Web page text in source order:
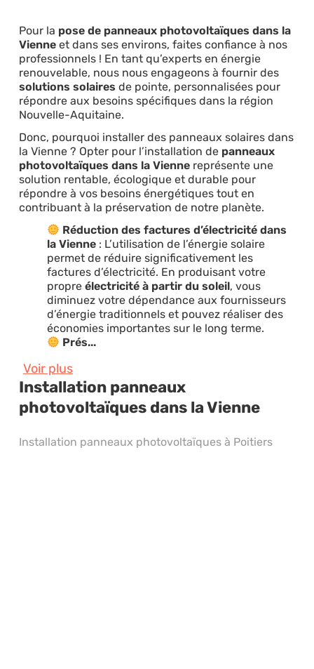
Pour la pose de panneaux photovoltaïques dans la
Vienneet dans ses environs, faites confiance à nos
professionnels ! En tant qu’experts en énergie
renouvelable, nous nous engageons à fournir des
solutions solaires de pointe, personnalisées pour
répondre aux besoins spécifiques dans la région
Nouvelle-Aquitaine.
Donc, pourquoi installer des panneaux solaires dans
la Vienne ? Opter pour l’installation de panneaux
photovoltaïques dans la Viennereprésente une
solution rentable, écologique et durable pour
répondre à vos besoins énergétiques tout en
contribuant à la préservation de notre planète.
Réduction des factures d’électricité dans
la Vienne: L’utilisation de l’énergie solaire
permet de réduire significativement les
factures d’électricité. En produisant votre
propre électricité à partir du soleil, vous
diminuez votre dépendance aux fournisseurs
d’énergie traditionnels et pouvez réaliser des
économies importantes sur le long terme.
Prés...
Voir plus
Installation panneaux
photovoltaïques dans la Vienne
Installation panneaux photovoltaïques à Poitiers